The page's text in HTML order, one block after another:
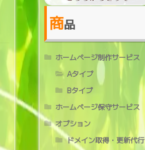
商品
ホームページ制作サービス
Aタイプ
Bタイプ
ホームページ保守サービス
オプション
ドメイン取得・更新代行